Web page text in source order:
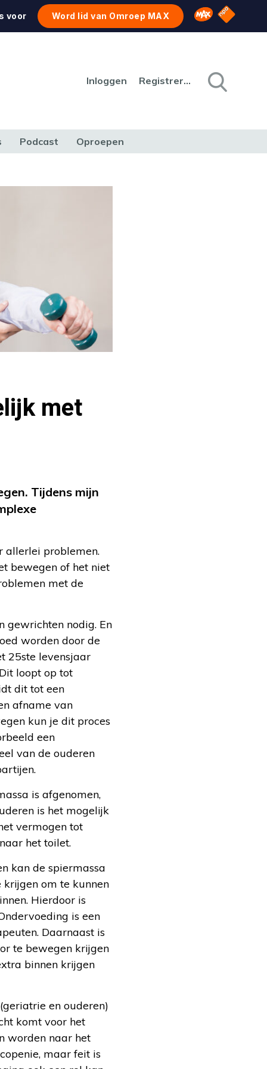
voor Word lid van Omroep MAX Omroep MAX
NPO
Inloggen Registreren
Podcast Oproepen
met
Tijdens mijn
allerlei problemen.
bewegen of het niet
met de
gewrichten nodig. En
worden door de
25ste levensjaar
loopt op tot
dit tot een
afname van
kun je dit proces
een
van de ouderen
is afgenomen,
is het mogelijk
vermogen tot
het toilet.
kan de spiermassa
krijgen om te kunnen
Hierdoor is
is een
Daarnaast is
te bewegen krijgen
binnen krijgen
en ouderen)
komt voor het
worden naar het
maar feit is